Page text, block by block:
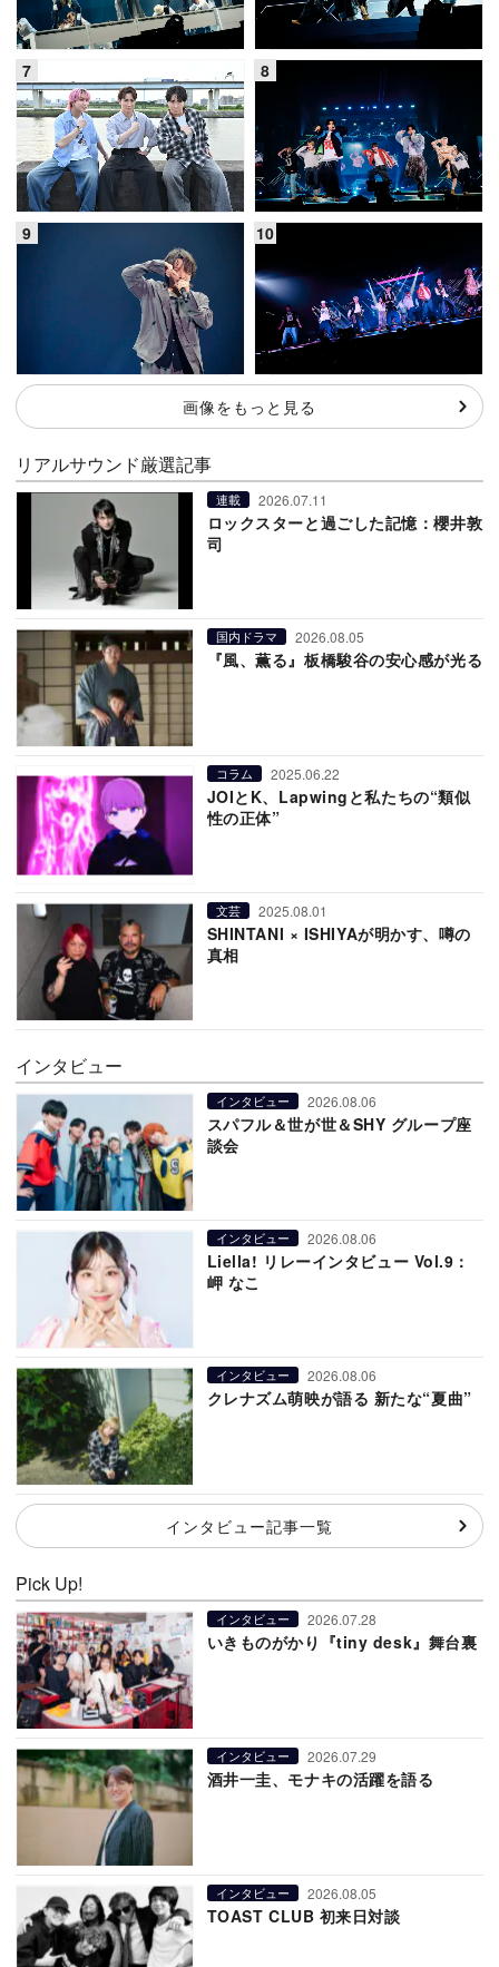
画像をもっと見る
リアルサウンド厳選記事
連載 2026.07.11
ロックスターと過ごした記憶：櫻井敦
司
国内ドラマ 2026.08.05
『風、薫る』板橋駿谷の安心感が光る
コラム 2025.06.22
JOIとK、Lapwingと私たちの“類似
性の正体”
文芸 2025.08.01
SHINTANI × ISHIYAが明かす、噂の
真相
インタビュー
インタビュー 2026.08.06
スパフル＆世が世＆SHY グループ座
談会
インタビュー 2026.08.06
Liella! リレーインタビュー Vol.9：
岬 なこ
インタビュー 2026.08.06
クレナズム萌映が語る 新たな“夏曲”
インタビュー記事一覧
Pick Up!
インタビュー 2026.07.28
いきものがかり『tiny desk』舞台裏
インタビュー 2026.07.29
酒井一圭、モナキの活躍を語る
インタビュー 2026.08.05
TOAST CLUB 初来日対談